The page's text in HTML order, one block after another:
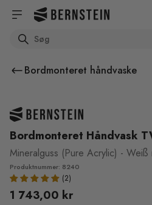
Skip to main content
Search
Bordmonteret håndvaske
Bordmonteret Håndvask
Mineralguss (Pure Acrylic) -
Produktnummer: 8240
1 743,00 kr